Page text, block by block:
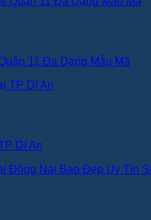
11 Đa Dạng Mẫu Mã
Dĩ An